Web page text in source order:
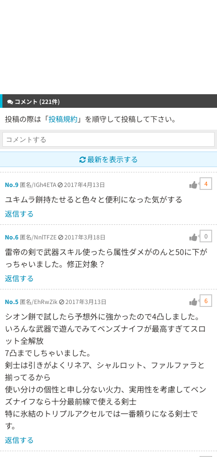
コメント (221件)
投稿の際は「投稿規約 」を順守して投稿して下さい。
最新を表示する
No.9 匿名/IGh4ETA 2017年4月13日 4
ユキムラ餅持たせると色々と便利になった気がする
返信する
No.6 匿名/NnlTFZE 2017年3月18日 0
雷帝の剣で武器スキル使ったら属性ダメがのんと50に下が
っちゃいました。修正対象？
返信する
No.5 匿名/EhRwZik 2017年3月13日 6
シオン餅で試したら予想外に強かったので4凸しました。
いろんな武器で遊んでみてベンズナイフが最高すぎてスロ
ット全解放
7凸までしちゃいました。
剣士は引きがよくリネア、シャルロット、ファルファラと
揃ってるから
使い分けの個性と申し分ない火力、実用性を考慮してベン
ズナイフなら十分最前線で使える剣士
特に氷結のトリプルアクセルでは一番頼りになる剣士で
す。
返信する